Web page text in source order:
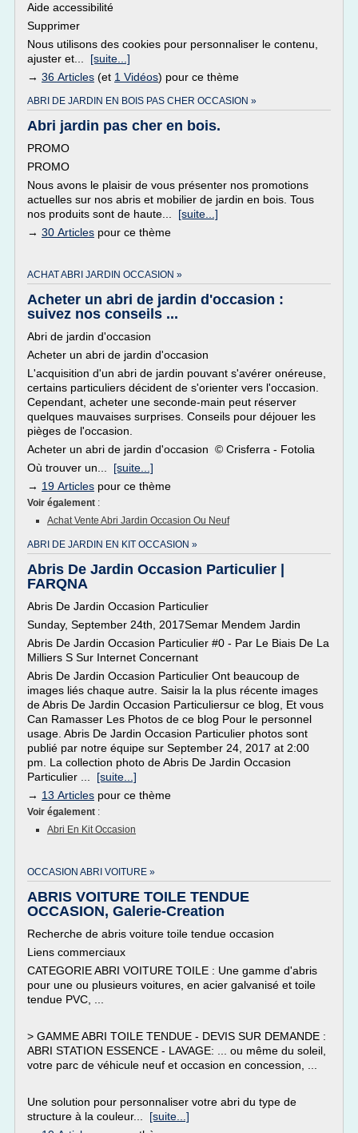
Aide accessibilité
Supprimer
Nous utilisons des cookies pour personnaliser le contenu,
ajuster et... [suite...]
→ 36 Articles (et 1 Vidéos) pour ce thème
ABRI DE JARDIN EN BOIS PAS CHER OCCASION »
Abri jardin pas cher en bois.
PROMO
PROMO
Nous avons le plaisir de vous présenter nos promotions
actuelles sur nos abris et mobilier de jardin en bois. Tous
nos produits sont de haute... [suite...]
→ 30 Articles pour ce thème
ACHAT ABRI JARDIN OCCASION »
Acheter un abri de jardin d'occasion :
suivez nos conseils ...
Abri de jardin d'occasion
Acheter un abri de jardin d'occasion
L'acquisition d'un abri de jardin pouvant s'avérer onéreuse,
certains particuliers décident de s'orienter vers l'occasion.
Cependant, acheter une seconde-main peut réserver
quelques mauvaises surprises. Conseils pour déjouer les
pièges de l'occasion.
Acheter un abri de jardin d'occasion © Crisferra - Fotolia
Où trouver un... [suite...]
→ 19 Articles pour ce thème
Voir également :
Achat Vente Abri Jardin Occasion Ou Neuf
ABRI DE JARDIN EN KIT OCCASION »
Abris De Jardin Occasion Particulier |
FARQNA
Abris De Jardin Occasion Particulier
Sunday, September 24th, 2017Semar Mendem Jardin
Abris De Jardin Occasion Particulier #0 - Par Le Biais De La
Milliers S Sur Internet Concernant
Abris De Jardin Occasion Particulier Ont beaucoup de
images liés chaque autre. Saisir la la plus récente images
de Abris De Jardin Occasion Particuliersur ce blog, Et vous
Can Ramasser Les Photos de ce blog Pour le personnel
usage. Abris De Jardin Occasion Particulier photos sont
publié par notre équipe sur September 24, 2017 at 2:00
pm. La collection photo de Abris De Jardin Occasion
Particulier ... [suite...]
→ 13 Articles pour ce thème
Voir également :
Abri En Kit Occasion
OCCASION ABRI VOITURE »
ABRIS VOITURE TOILE TENDUE
OCCASION, Galerie-Creation
Recherche de abris voiture toile tendue occasion
Liens commerciaux
CATEGORIE ABRI VOITURE TOILE : Une gamme d'abris
pour une ou plusieurs voitures, en acier galvanisé et toile
tendue PVC, ...
> GAMME ABRI TOILE TENDUE - DEVIS SUR DEMANDE :
ABRI STATION ESSENCE - LAVAGE: ... ou même du soleil,
votre parc de véhicule neuf et occasion en concession, ...
Une solution pour personnaliser votre abri du type de
structure à la couleur... [suite...]